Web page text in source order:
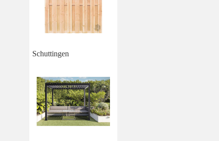
Schuttingen